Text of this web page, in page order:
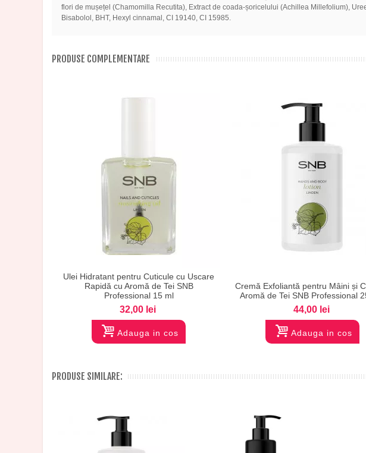
flori de mușețel (Chamomilla Recutita), Extract de coada-șoricelului (Achillea Millefolium),
Bisabolol, BHT, Hexyl cinnamal, CI 19140, CI 15985.
PRODUSE COMPLEMENTARE
Vizualizare
Ulei Hidratant pentru Cuticule cu Uscare
Rapidă cu Aromă de Tei SNB
Professional 15 ml
32,00 lei
Adauga in cos
Cremă Exfoliantă pentru Mâini și
Aromă de Tei SNB Professional
44,00 lei
Adauga in cos
PRODUSE SIMILARE: